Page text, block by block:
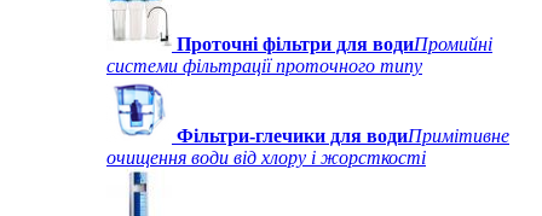
Проточні фільтри для водиПромийні
системи фільтрації проточного типу
Фільтри-глечики для водиПримітивне
очищення води від хлору і жорсткості